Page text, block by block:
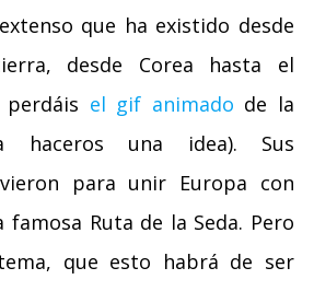
que ha existido desde
desde Corea hasta el
el gif animado de la
haceros una idea). Sus
para unir Europa con
famosa Ruta de la Seda. Pero
que esto habrá de ser